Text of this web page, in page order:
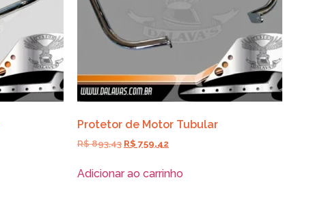
Protetor de Motor Tubular
R$893,43 R$ 759,42
Adicionar ao carrinho